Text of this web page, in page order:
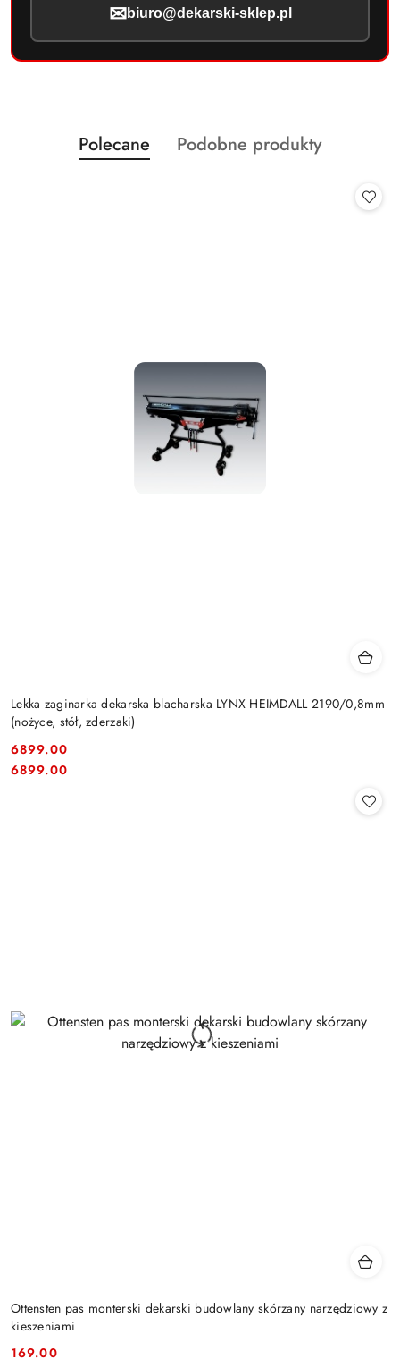
✉ biuro@dekarski-sklep.pl
Pomiń karuzelę produktów
Produkty
o
Polecane
Produkty
Podobne produkty
Lekka zaginarka dekarska blacharska LYNX HEIMDALL 2190/0,8mm
(nożyce, stół, zderzaki)
Cena:
6899.00
Cena:
6899.00
Ottensten pas monterski dekarski budowlany skórzany narzędziowy z
kieszeniami
169.00